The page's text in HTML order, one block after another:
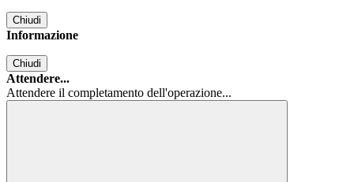
Chiudi
Informazione
Chiudi
Attendere...
Attendere il completamento dell'operazione...